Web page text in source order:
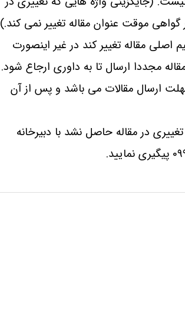
موقت عنوان مقاله تغییر نمی کند.)
اصلی مقاله تغییر کند در غیر اینصورت
مجددا ارسال تا به داوری ارجاع شود.
ارسال مقالات می باشد و پس از آن
تغییری در مقاله حاصل نشد با دبیرخانه